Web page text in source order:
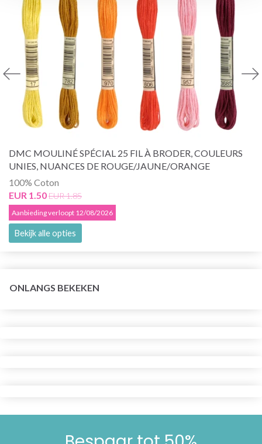
DMC MOULINÉ SPÉCIAL 25 FIL À BRODER, COULEURS
UNIES, NUANCES DE ROUGE/JAUNE/ORANGE
100% Coton
EUR 1.50EUR 1.85
Aanbieding verloopt 12/08/2026
Bekijk alle opties
ONLANGS BEKEKEN